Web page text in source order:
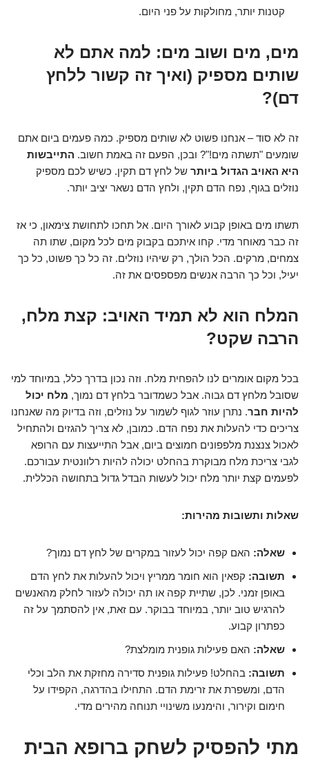
קטנות יותר, מחולקות על פני היום.
מים, מים ושוב מים: למה אתם לא
שותים מספיק (ואיך זה קשור ללחץ
דם)?
זה לא סוד – אנחנו פשוט לא שותים מספיק. כמה פעמים ביום אתם
שומעים "תשתה מים!"? ובכן, הפעם זה באמת חשוב. התייבשות
היא האויב הגדול ביותר של לחץ דם תקין. כשיש לכם מספיק
נוזלים בגוף, נפח הדם תקין, ולחץ הדם נשאר יציב יותר.
תשתו מים באופן קבוע לאורך היום. אל תחכו לתחושת צימאון, כי אז
זה כבר מאוחר מדי. קחו איתכם בקבוק מים לכל מקום, שתו תה
צמחים, מרקים. הכל הולך, רק שיהיו נוזלים. זה כל כך פשוט, כל כך
יעיל, וכל כך הרבה אנשים מפספסים את זה.
המלח הוא לא תמיד האויב: קצת מלח,
הרבה שקט?
בכל מקום אומרים לנו להפחית מלח. וזה נכון בדרך כלל, במיוחד למי
שסובל מלחץ דם גבוה. אבל כשמדובר בלחץ דם נמוך, מלח יכול
להיות חבר. נתרן עוזר לגוף לשמור על נוזלים, וזה בדיוק מה שאנחנו
צריכים כדי להעלות את נפח הדם. כמובן, לא צריך להגזים ולהתחיל
לאכול צנצנת מלפפונים חמוצים ביום, אבל התייעצות עם הרופא
לגבי צריכת מלח מבוקרת בהחלט יכולה להיות רלוונטית עבורכם.
לפעמים קצת יותר מלח יכול לעשות הבדל גדול בתחושה הכללית.
שאלות ותשובות מהירות:
שאלה: האם קפה יכול לעזור במקרים של לחץ דם נמוך?
תשובה: קפאין הוא חומר ממריץ ויכול להעלות את לחץ הדם
באופן זמני. לכן, שתיית קפה או תה יכולה לעזור לחלק מהאנשים
להרגיש טוב יותר, במיוחד בבוקר. עם זאת, אין להסתמך על זה
כפתרון קבוע.
שאלה: האם פעילות גופנית מומלצת?
תשובה: בהחלט! פעילות גופנית סדירה מחזקת את הלב וכלי
הדם, ומשפרת את זרימת הדם. התחילו בהדרגה, הקפידו על
חימום וקירור, והימנעו משינויי תנוחה מהירים מדי.
מתי להפסיק לשחק ברופא הבית